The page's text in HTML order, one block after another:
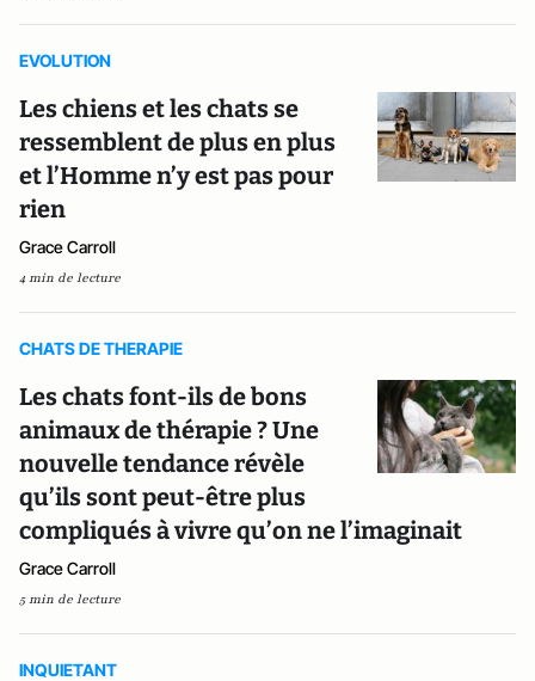
EVOLUTION
Les chiens et les chats se
ressemblent de plus en plus
et l’Homme n’y est pas pour
rien
Grace Carroll
4 min de lecture
CHATS DE THERAPIE
Les chats font-ils de bons
animaux de thérapie ? Une
nouvelle tendance révèle
qu’ils sont peut-être plus
compliqués à vivre qu’on ne l’imaginait
Grace Carroll
5 min de lecture
INQUIETANT